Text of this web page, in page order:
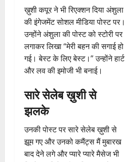
ख़ुशी कपूर ने भी रिएक्शन दिया अंशुला
की इंगेजमेंट सोशल मीडिया पोस्ट पर।
उन्होंने अंशुला की पोस्ट को स्टोरी पर
लगाकर लिखा “मेरी बहन की सगाई हो
गई। बेस्ट के लिए बेस्ट।” उन्होंने हार्ट
और लव की इमोजी भी बनाई।
सारे सेलेब ख़ुशी से
झलके
उनकी पोस्ट पर सारे सेलेब ख़ुशी से
झूम गए और उनको कमैंट्स मैं मुबारख
बाद देने लगे और प्यारे प्यारे मैसेज भी